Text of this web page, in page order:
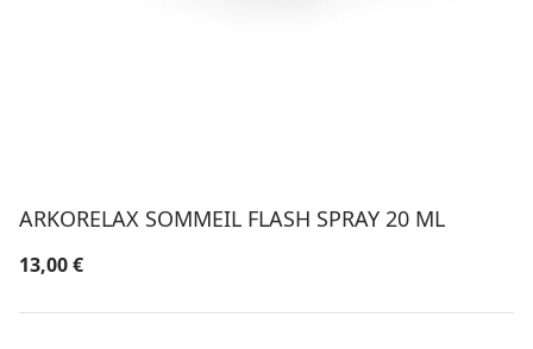
ARKORELAX SOMMEIL FLASH SPRAY 20 ML
13,00€